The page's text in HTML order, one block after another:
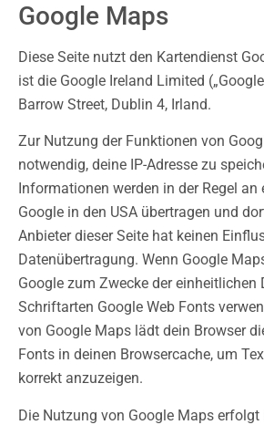
Google Maps
Diese Seite nutzt den Kartendienst
ist die Google Ireland Limited
Barrow Street, Dublin 4, Irland.
Zur Nutzung der Funktionen von
notwendig, deine IP-Adresse zu
Informationen werden in der Regel an
Google in den USA übertragen und
Anbieter dieser Seite hat keinen
Datenübertragung. Wenn Google
Google zum Zwecke der einheitlichen
Schriftarten Google Web Fonts
von Google Maps lädt dein Browser
Fonts in deinen Browsercache, um
korrekt anzuzeigen.
Die Nutzung von Google Maps erfolgt